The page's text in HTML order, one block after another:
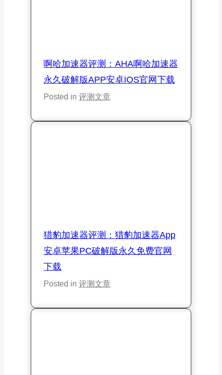
啊哈加速器评测：AHA啊哈加速器
永久破解版APP安卓iOS官网下载
Posted in 评测文章
猎豹加速器评测：猎豹加速器App
安卓苹果PC破解版永久免费官网
下载
Posted in 评测文章